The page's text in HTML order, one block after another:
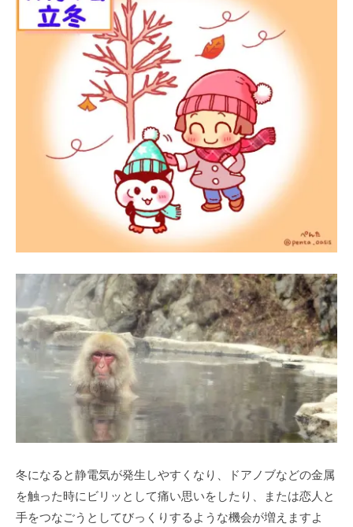
冬になると静電気が発生しやすくなり、ドアノブなどの金属
を触った時にビリッとして痛い思いをしたり、または恋人と
手をつなごうとしてびっくりするような機会が増えますよ